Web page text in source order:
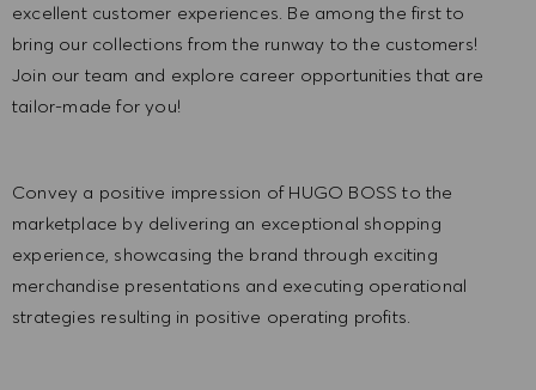
excellent customer experiences. Be among the first to
bring our collections from the runway to the customers!
Join our team and explore career opportunities that are
tailor-made for you!
Convey a positive impression of HUGO BOSS to the
marketplace by delivering an exceptional shopping
experience, showcasing the brand through exciting
merchandise presentations and executing operational
strategies resulting in positive operating profits.